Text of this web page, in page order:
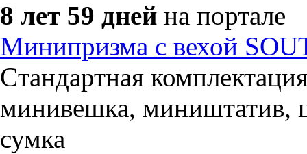
8 лет 59 дней на портале
Минипризма с вехой
Cтандартная
минивешка, миништатив,
сумка